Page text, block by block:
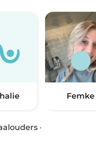
Femke
·